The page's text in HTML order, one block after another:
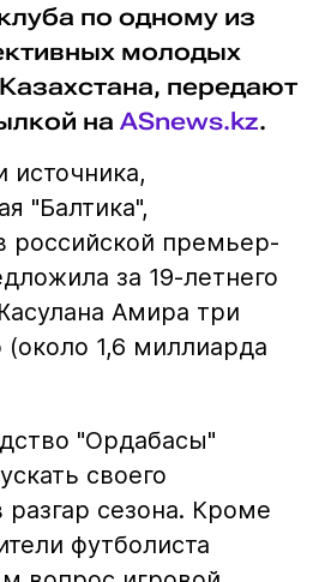
по одному из
молодых
передают
на ASnews.kz.
"Балтика",
российской премьер-
за 19-летнего
Амира три
1,6 миллиарда
"Ордабасы"
своего
разгар сезона. Кроме
футболиста